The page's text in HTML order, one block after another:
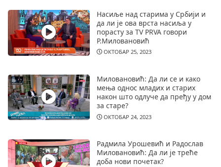
Насиље над старима у Србији и
да ли је ова врста насиља у
порасту за TV PRVA говори
Р.Миловановић
ОКТОБАР 25, 2023
Миловановић: Да ли се и како
мења однос младих и старих
након што одлуче да пређу у дом
за старе?
ОКТОБАР 24, 2023
Радмила Урошевић и Радослав
Миловановић: Да ли је треће
доба нови почетак?